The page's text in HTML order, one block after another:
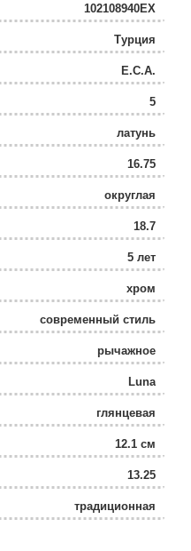
102108940EX
Турция
E.C.A.
5
латунь
16.75
округлая
18.7
5 лет
хром
современный стиль
рычажное
Luna
глянцевая
12.1 см
13.25
традиционная